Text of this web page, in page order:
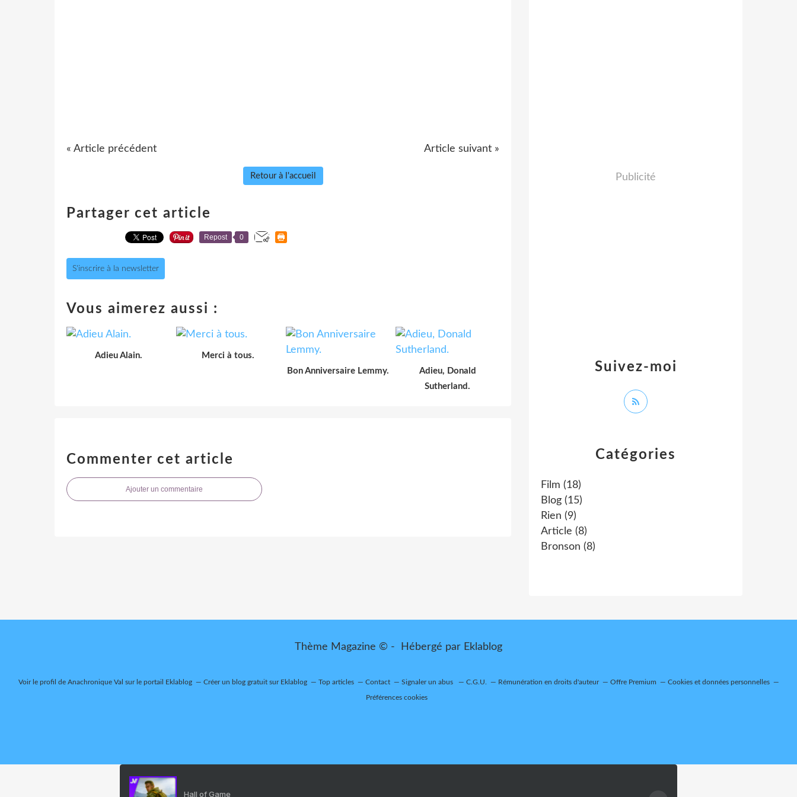
« Article précédent Article suivant »
Retour à l'accueil
Partager cet article
Repost 0
S'inscrire à la newsletter
Vous aimerez aussi :
Adieu Alain.
Merci à tous.
Bon Anniversaire Lemmy.
Adieu, Donald
Sutherland.
Commenter cet article
Ajouter un commentaire
Catégories
Film (18)
Blog (15)
Rien (9)
Article (8)
Bronson (8)
Suivez-moi
Publicité
Thème Magazine © - Hébergé par Eklablog
Voir le profil de Anachronique Val sur le portail Eklablog Créer un blog gratuit sur Eklablog Top articles Contact Signaler un abus C.G.U. Rémunération en droits d'auteur Offre Premium Cookies et données personnelles
Préférences cookies
Hall of Game